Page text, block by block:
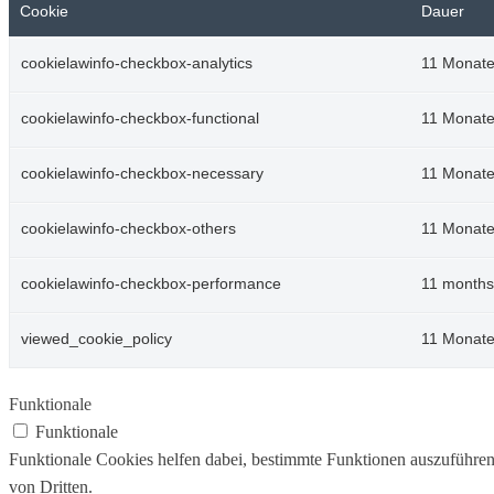
Cookie Dauer
cookielawinfo-checkbox-analytics 11 Monate
cookielawinfo-checkbox-functional 11 Monate
cookielawinfo-checkbox-necessary 11 Monate
cookielawinfo-checkbox-others 11 Monate
cookielawinfo-checkbox-performance 11 months
viewed_cookie_policy 11 Monate
Funktionale
Funktionale
Funktionale Cookies helfen dabei, bestimmte Funktionen
von Dritten.